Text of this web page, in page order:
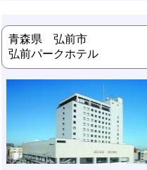
青森県 弘前市
弘前パークホテル